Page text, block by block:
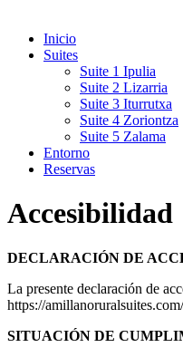
Inicio
Suites
Suite 1 Ipulia
Suite 2 Lizarria
Suite 3 Iturrutxa
Suite 4 Zoriontza
Suite 5 Zalama
Entorno
Reservas
Accesibilidad
DECLARACIÓN DE
La presente declaración de
https://
SITUACIÓN DE